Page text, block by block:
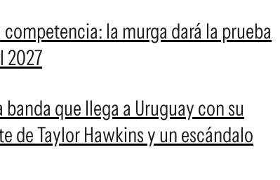
la murga dará la prueba
2027
que llega a Uruguay con su
de Taylor Hawkins y un escándalo